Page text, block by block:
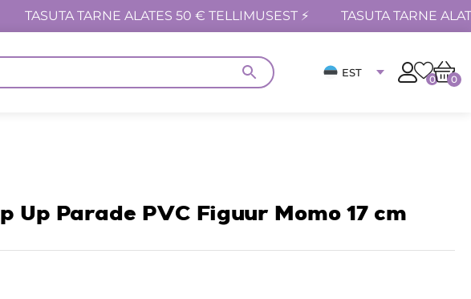
TASUTA TARNE ALATES 50 € TELLIMUSEST ⚡ TASUTA TARNE
EST
0 0
Up Parade PVC Figuur Momo 17 cm